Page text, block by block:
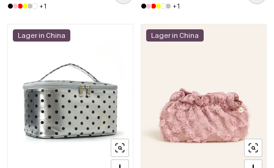
+1 +1
Lager in China Lager in China